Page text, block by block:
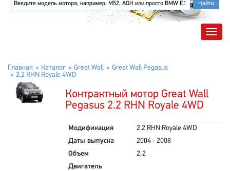
Главная Каталог Great Wall
Great Wall Pegasus
2.2 RHN Royale 4WD
Контрактный мотор Great Wall
Pegasus 2.2 RHN Royale 4WD
Модификация
2.2 RHN Royale 4WD
Даты выпуска
2004 - 2008
Объем
2,2
Двигатель